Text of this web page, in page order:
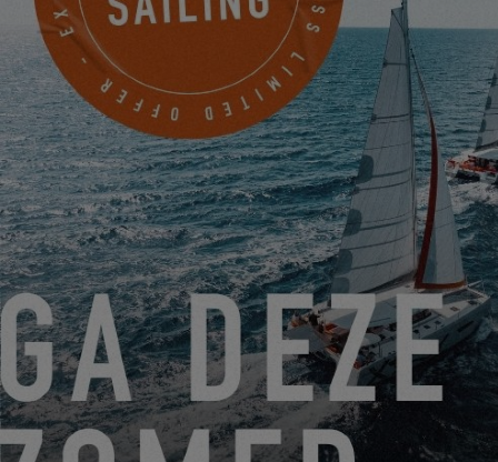
EXCESS 14
VON 22. JUNI 2026 BIS 31. AUGUST 2026
GO SAILING MIT EXCESS DIESEN SOMMER!